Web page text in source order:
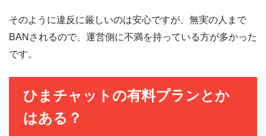
そのように違反に厳しいのは安心ですが、無実の人まで
BANされるので、運営側に不満を持っている方が多かった
です。
ひまチャットの有料プランとか
はある？